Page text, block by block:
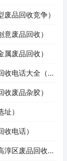
品回收竞争）
废品回收）
废品回收）
电话大全（温
废品杂胶）
）
电话）
淳区废品回收站